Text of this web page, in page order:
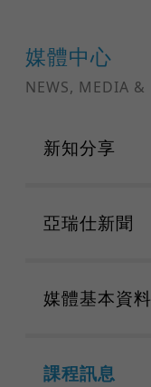
媒體中心
NEWS, MEDIA &
新知分享
亞瑞仕新聞
媒體基本資料
課程訊息